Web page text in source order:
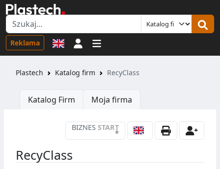
Reklama Logowanie
Plastech Katalog firm RecyClass
Katalog Firm Moja firma
BIZNES START
•
RecyClass